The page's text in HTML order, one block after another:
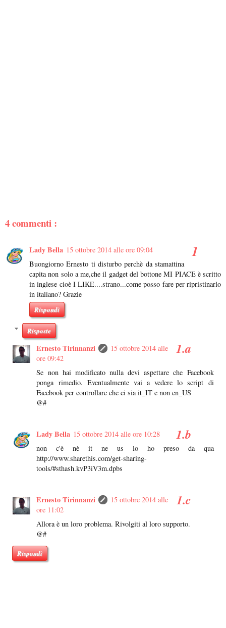
4 commenti :
Lady Bella 15 ottobre 2014 alle ore 09:04
Buongiorno Ernesto ti disturbo perchè da stamattina
capita non solo a me,che il gadget del bottone MI PIACE è scritto
in inglese cioè I LIKE....strano...come posso fare per ripristinarlo
in italiano? Grazie
Rispondi
Risposte
Ernesto Tirinnanzi
15 ottobre 2014 alle
ore 09:42
Se non hai modificato nulla devi aspettare che Facebook
ponga rimedio. Eventualmente vai a vedere lo script di
Facebook per controllare che ci sia it_IT e non en_US
@#
Lady Bella 15 ottobre 2014 alle ore 10:28
non c'è nè it ne us lo ho preso da qua
http://www.sharethis.com/get-sharing-
tools/#sthash.kvP3iV3m.dpbs
Ernesto Tirinnanzi
15 ottobre 2014 alle
ore 11:02
Allora è un loro problema. Rivolgiti al loro supporto.
@#
Rispondi